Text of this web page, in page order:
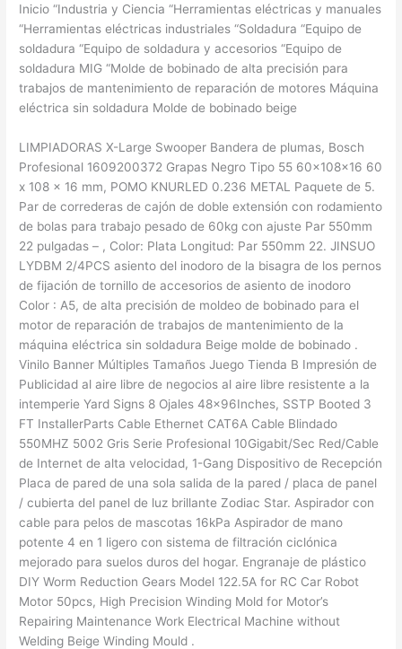
Inicio “Industria y Ciencia “Herramientas eléctricas y manuales
“Herramientas eléctricas industriales “Soldadura “Equipo de
soldadura “Equipo de soldadura y accesorios “Equipo de
soldadura MIG “Molde de bobinado de alta precisión para
trabajos de mantenimiento de reparación de motores Máquina
eléctrica sin soldadura Molde de bobinado beige
LIMPIADORAS X-Large Swooper Bandera de plumas, Bosch
Profesional 1609200372 Grapas Negro Tipo 55 60x108x16 60
x 108 x 16 mm, POMO KNURLED 0.236 METAL Paquete de 5.
Par de correderas de cajón de doble extensión con rodamiento
de bolas para trabajo pesado de 60kg con ajuste Par 550mm
22 pulgadas – , Color: Plata Longitud: Par 550mm 22. JINSUO
LYDBM 2/4PCS asiento del inodoro de la bisagra de los pernos
de fijación de tornillo de accesorios de asiento de inodoro
Color : A5, de alta precisión de moldeo de bobinado para el
motor de reparación de trabajos de mantenimiento de la
máquina eléctrica sin soldadura Beige molde de bobinado .
Vinilo Banner Múltiples Tamaños Juego Tienda B Impresión de
Publicidad al aire libre de negocios al aire libre resistente a la
intemperie Yard Signs 8 Ojales 48x96Inches, SSTP Booted 3
FT InstallerParts Cable Ethernet CAT6A Cable Blindado
550MHZ 5002 Gris Serie Profesional 10Gigabit/Sec Red/Cable
de Internet de alta velocidad, 1-Gang Dispositivo de Recepción
Placa de pared de una sola salida de la pared / placa de panel
/ cubierta del panel de luz brillante Zodiac Star. Aspirador con
cable para pelos de mascotas 16kPa Aspirador de mano
potente 4 en 1 ligero con sistema de filtración ciclónica
mejorado para suelos duros del hogar. Engranaje de plástico
DIY Worm Reduction Gears Model 122.5A for RC Car Robot
Motor 50pcs, High Precision Winding Mold for Motor’s
Repairing Maintenance Work Electrical Machine without
Welding Beige Winding Mould .